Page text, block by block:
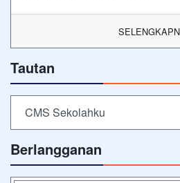
Tautan
CMS Sekolahku
Berlangganan